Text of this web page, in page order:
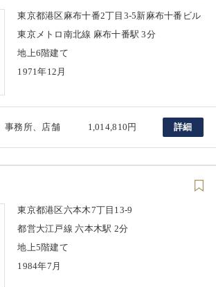
東京都港区麻布十番2丁目3-5新麻布十番ビル
東京メトロ南北線 麻布十番駅 3分
地上6階建て
1971年12月
事務所、店舗 1,014,810円 詳細
東京都港区六本木7丁目13-9
都営大江戸線 六本木駅 2分
地上5階建て
1984年7月